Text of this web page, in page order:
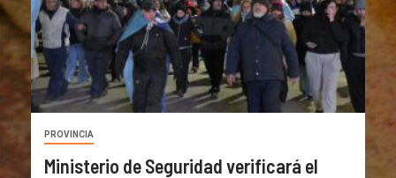
PROVINCIA
Ministerio de Seguridad verificará el